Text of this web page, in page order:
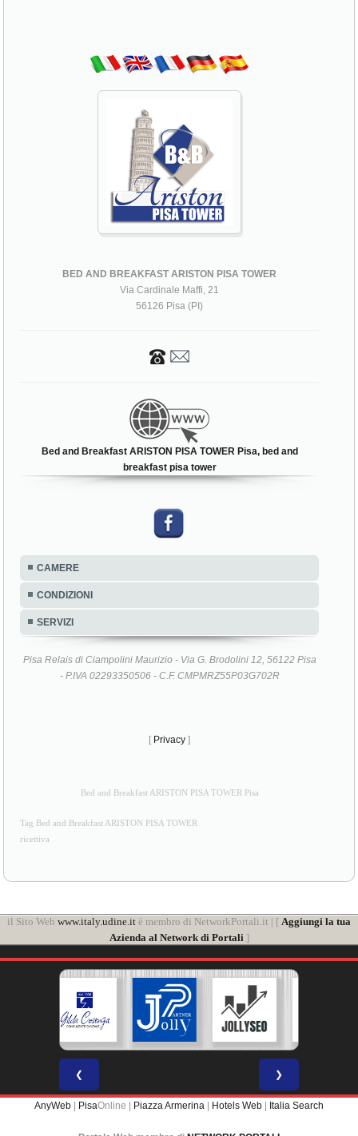
BED AND BREAKFAST ARISTON PISA TOWER
Via Cardinale Maffi, 21
56126 Pisa (PI)
Bed and Breakfast ARISTON PISA TOWER Pisa, bed and
breakfast pisa tower
CAMERE
CONDIZIONI
SERVIZI
Pisa Relais di Ciampolini Maurizio - Via G. Brodolini 12, 56122 Pisa
- P.IVA 02293350506 - C.F. CMPMRZ55P03G702R
[ Privacy ]
Bed and Breakfast ARISTON PISA TOWER Pisa
Tag Bed and Breakfast ARISTON PISA TOWER
ricettiva
il Sito Web www.italy.udine.it è membro di NetworkPortali.it | [ Aggiungi la tua
Azienda al Network di Portali]
❮ ❯
AnyWeb PisaOnline | Piazza Armerina Hotels Web Italia Search